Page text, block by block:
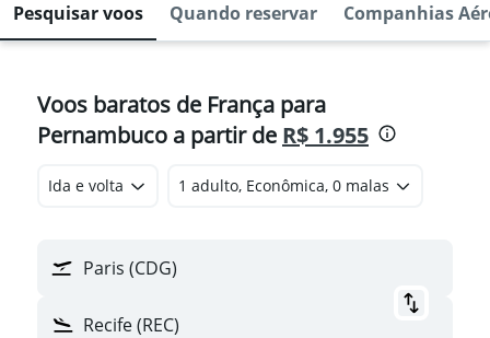
Pesquisar voos Quando reservar Companhias
Voos baratos de França para
Pernambuco a partir de R$ 1.955
Ida e volta 1 adulto, Econômica, 0 malas
Paris (CDG)
Recife (REC)